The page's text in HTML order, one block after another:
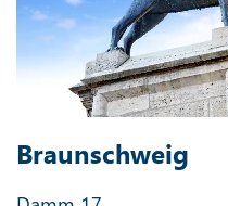
Braunschweig